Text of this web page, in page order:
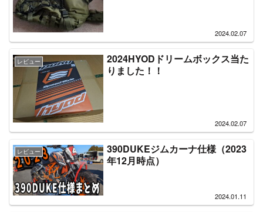
2024.02.07
レビュー
2024HYODドリームボックス当た
りました！！
2024.02.07
レビュー
390DUKEジムカーナ仕様（2023
年12月時点）
2024.01.11